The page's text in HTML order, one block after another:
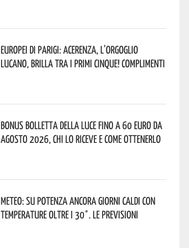
Europei di Parigi: Acerenza, l’orgoglio
lucano, brilla tra i primi cinque! Complimenti
Bonus bolletta della luce fino a 60 euro da
agosto 2026, chi lo riceve e come ottenerlo
Meteo: su Potenza ancora giorni caldi con
temperature oltre i 30°. Le previsioni